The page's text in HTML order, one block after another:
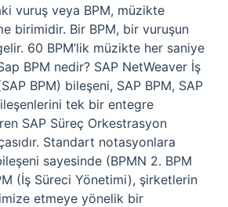
vuruş veya BPM, müzikte
birimidir. Bir BPM, bir vuruşun
gelir. 60 BPM’lik müzikte her saniye
BPM nedir? SAP NetWeaver İş
BPM) bileşeni, SAP BPM, SAP
tek bir entegre
SAP Süreç Orkestrasyon
Standart notasyonlara
sayesinde (BPMN 2. BPM
(İş Süreci Yönetimi), şirketlerin
etmeye yönelik bir